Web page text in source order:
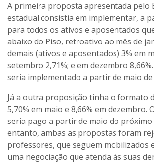
A primeira proposta apresentada pelo
estadual consistia em implementar, a
para todos os ativos e aposentados
abaixo do Piso, retroativo ao mês de
demais (ativos e aposentados) 3% em
setembro 2,71%; e em dezembro
seria implementado a partir de maio de
Já a outra proposição tinha o formato
5,70% em maio e 8,66% em dezembro.
seria pago a partir de maio do próximo
entanto, ambas as propostas foram
professores, que seguem mobilizados
uma negociação que atenda às suas